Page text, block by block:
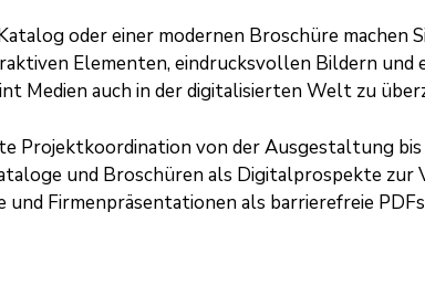
oder einer modernen Broschüre machen
Elementen, eindrucksvollen Bildern und
Medien auch in der digitalisierten Welt zu
Projektkoordinationvon der Ausgestaltung
und Broschüren als Digitalprospekte zur
und Firmenpräsentationenals barrierefreie